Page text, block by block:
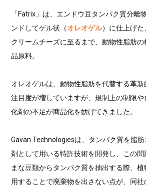
「Fatrix」は、エンドウ豆タンパク質分離
ンドしてゲル状（オレオゲル）に仕上げた
クリームチーズに至るまで、動物性脂肪
品原料。
オレオゲルは、動物性脂肪を代替する革
注目度が増していますが、規制上の制限
化剤の不足が商品化を妨げてきました。
Gavan Technologiesは、タンパク質を脂
剤として用いる特許技術を開発し、この
まな豆類からタンパク質を抽出する際、
用することで廃棄物を出さない点が、同